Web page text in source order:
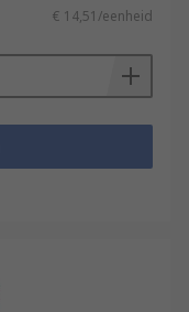
€ 14,51/eenheid